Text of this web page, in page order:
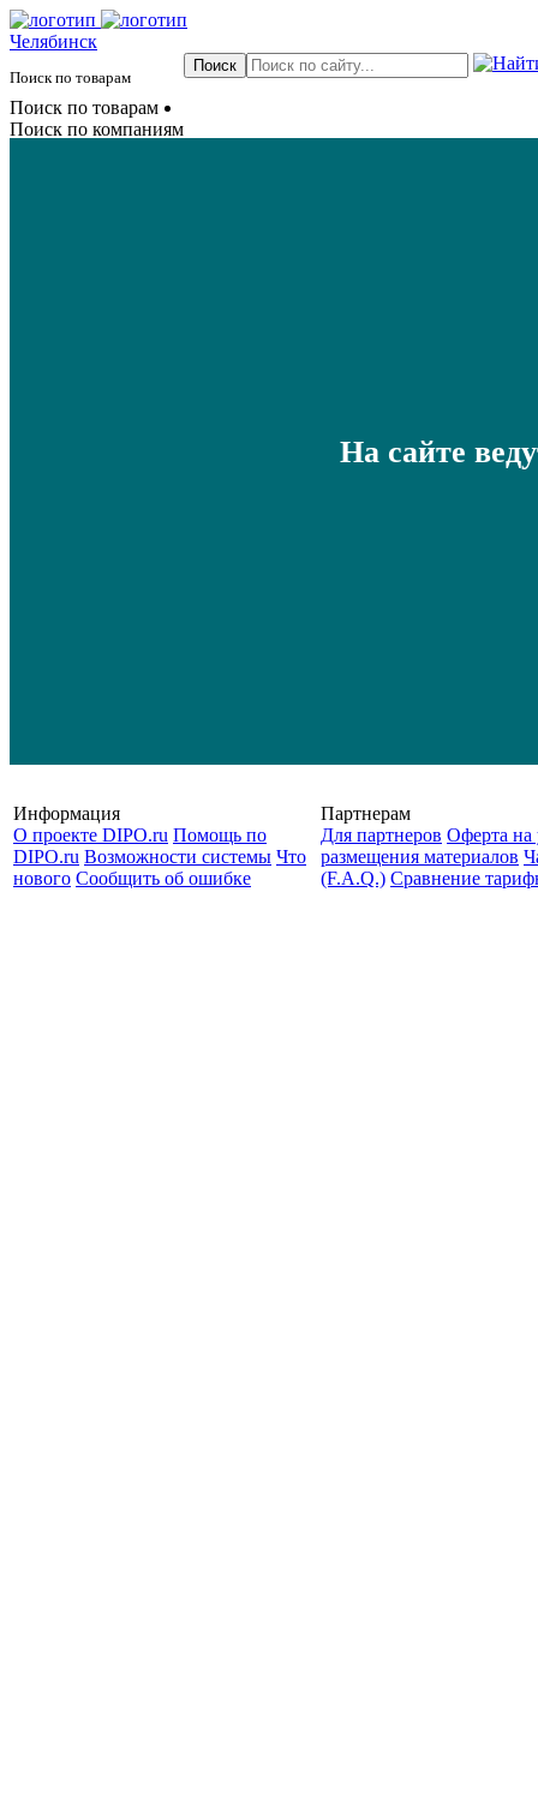
Челябинск
Поиск по товарам
Поиск по товарам
Поиск по компаниям
На сайте
Информация
О проекте DIPO.ru Помощь по
DIPO.ru Возможности системы Что
нового Сообщить об ошибке
Партнерам
Для партнеров Оферта на
размещения материалов
(F.A.Q.) Cравнение